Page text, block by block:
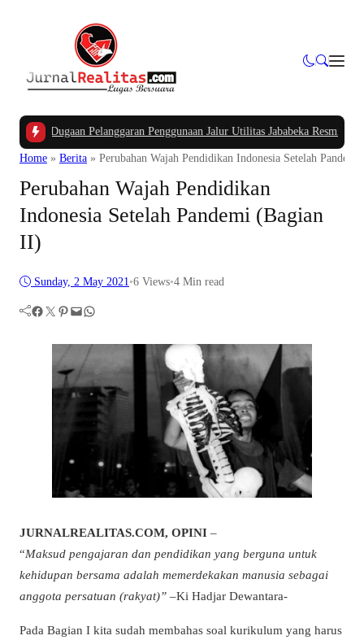
Dugaan Pelanggaran Penggunaan Jalur Utilitas Jababeka Resmi Naik ke
Home » Berita » Perubahan Wajah Pendidikan Indonesia Setelah
Perubahan Wajah Pendidikan
Indonesia Setelah Pandemi (Bagian
II)
Sunday, 2 May 2021•6 Views•4 Min read
Facebook Twitter Pinterest Mail WhatsApp
JURNALREALITAS.COM, OPINI –
“Maksud pengajaran dan pendidikan yang berguna untuk
kehidupan bersama adalah memerdekakan manusia sebagai
anggota persatuan (rakyat)” –Ki Hadjar Dewantara-
Pada Bagian I kita sudah membahas soal kurikulum yang harus